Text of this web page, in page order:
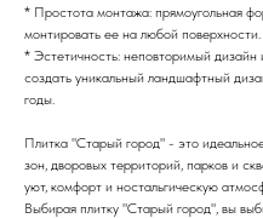
* Простота монтажа: прямоугольная
монтировать ее на любой поверхности.
* Эстетичность: неповторимый дизайн
создать уникальный ландшафтный
годы.
Плитка "Старый город" - это
зон, дворовых территорий, парков и
уют, комфорт и ностальгическую
Выбирая плитку "Старый город", вы